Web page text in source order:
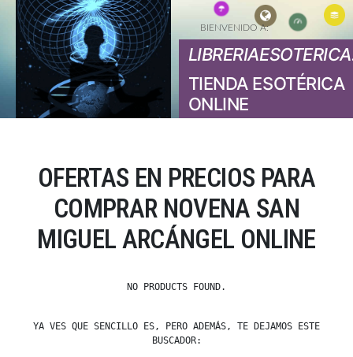
TIENDA ESOTÉRICA
ONLINE
BIENVENIDO A:
OFERTAS EN PRECIOS PARA
COMPRAR NOVENA SAN
MIGUEL ARCÁNGEL ONLINE
NO PRODUCTS FOUND.
YA VES QUE SENCILLO ES, PERO ADEMÁS, TE DEJAMOS ESTE
BUSCADOR: